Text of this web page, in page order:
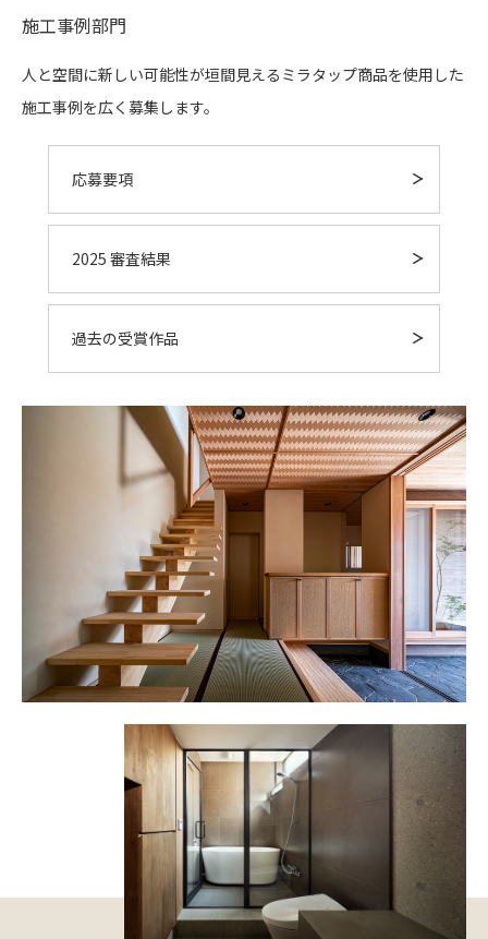
施工事例部門
人と空間に新しい可能性が垣間見えるミラタップ商品を使用した
施工事例を広く募集します。
応募要項
2025 審査結果
過去の受賞作品